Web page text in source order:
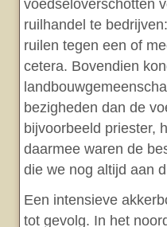
voedseloverschotten
ruilhandel te
ruilen tegen een of
cetera. Bovendien
bezigheden dan de
bijvoorbeeld priester,
daarmee waren de
die we nog altijd aan
Een intensieve
tot gevolg. In het